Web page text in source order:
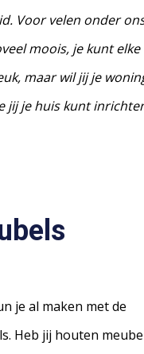
Voor velen onder
moois, je kunt
maar wil jij je
je huis kunt
je al maken met de
Heb jij houten